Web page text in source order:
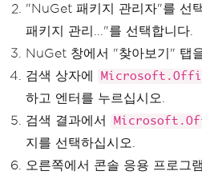
"NuGet 패키지 관리자"를 선
패키지 관리..."를 선택합니다.
NuGet 창에서 "찾아보기" 탭
검색 상자에
하고 엔터를 누르십시오.
검색 결과에서
지를 선택하십시오.
오른쪽에서 콘솔 응용 프로그